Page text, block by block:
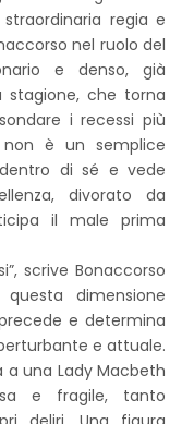
regia e
nel ruolo del
e denso, già
stagione, che torna
i recessi più
non è un semplice
di sé e vede
divorato da
il male prima
scrive Bonaccorso
dimensione
e determina
e attuale.
a una Lady Macbeth
e fragile, tanto